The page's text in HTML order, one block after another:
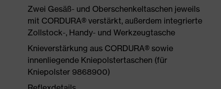
Zwei Gesäß- und Oberschenkeltaschen jeweils
mit CORDURA® verstärkt, außerdem integrierte
Zollstock-, Handy- und Werkzeugtasche
Knieverstärkung aus CORDURA® sowie
innenliegende Kniepolstertaschen (für
Kniepolster 9868900)